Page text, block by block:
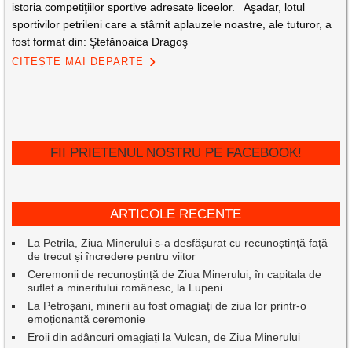
istoria competiţiilor sportive adresate liceelor. Aşadar, lotul
sportivilor petrileni care a stârnit aplauzele noastre, ale tuturor, a
fost format din: Ştefănoaica Dragoş
CITEȘTE MAI DEPARTE
FII PRIETENUL NOSTRU PE FACEBOOK!
ARTICOLE RECENTE
La Petrila, Ziua Minerului s-a desfășurat cu recunoștință față
de trecut și încredere pentru viitor
Ceremonii de recunoștință de Ziua Minerului, în capitala de
suflet a mineritului românesc, la Lupeni
La Petroșani, minerii au fost omagiați de ziua lor printr-o
emoționantă ceremonie
Eroii din adâncuri omagiați la Vulcan, de Ziua Minerului